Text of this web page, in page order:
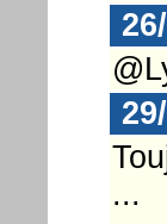
...